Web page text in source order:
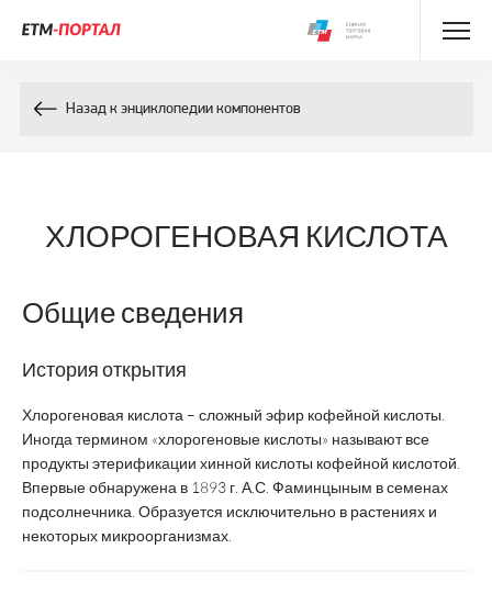
Назад к энциклопедии компонентов
ХЛОРОГЕНОВАЯ КИСЛОТА
Общие сведения
История открытия
Хлорогеновая кислота – сложный эфир кофейной кислоты.
Иногда термином «хлорогеновые кислоты» называют все
продукты этерификации хинной кислоты кофейной кислотой.
Впервые обнаружена в 1893 г. А.С. Фаминцыным в семенах
подсолнечника. Образуется исключительно в растениях и
некоторых микроорганизмах.